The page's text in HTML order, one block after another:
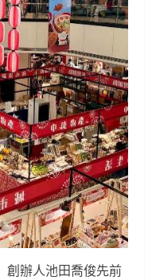
創辦人池田喬俊先前